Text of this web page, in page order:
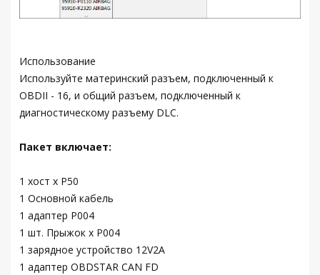
Использование
Используйте материнский разъем, подключенный к
OBDII - 16, и общий разъем, подключенный к
диагностическому разъему DLC.
Пакет включает:
1 хост x P50
1 Основной кабель
1 адаптер P004
1 шт. Прыжок x P004
1 зарядное устройство 12V2A
1 адаптер OBDSTAR CAN FD